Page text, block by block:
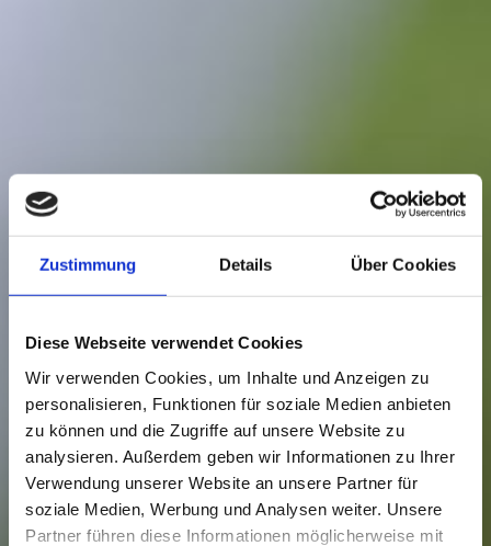
Zustimmung Details Über Cookies
Diese Webseite verwendet Cookies
Wir verwenden Cookies, um Inhalte und Anzeigen zu
personalisieren, Funktionen für soziale Medien anbieten
zu können und die Zugriffe auf unsere Website zu
analysieren. Außerdem geben wir Informationen zu Ihrer
Verwendung unserer Website an unsere Partner für
soziale Medien, Werbung und Analysen weiter. Unsere
Partner führen diese Informationen möglicherweise mit